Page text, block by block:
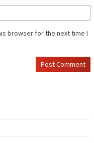
browser for the next time I